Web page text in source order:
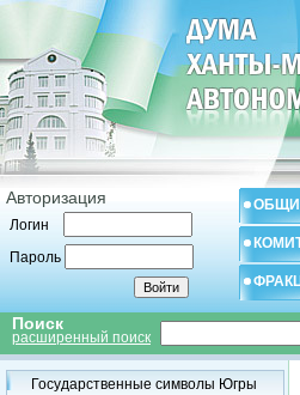
Авторизация
Логин
Пароль
Поиск
расширенный поиск
Государственные символы Югры